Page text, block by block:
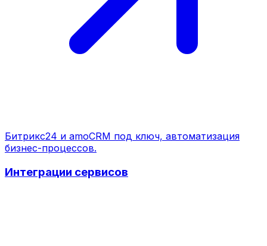
Битрикс24 и amoCRM под ключ, автоматизация
бизнес-процессов.
Интеграции сервисов